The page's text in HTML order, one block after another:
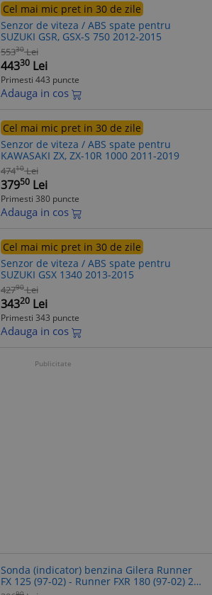
Cel mai mic pret in 30 de zile
Senzor de viteza / ABS spate pentru
SUZUKI GSR, GSX-S 750 2012-2015
55330 Lei
44330 Lei
Primesti 443 puncte
Adauga in cos
Cel mai mic pret in 30 de zile
Senzor de viteza / ABS spate pentru
KAWASAKI ZX, ZX-10R 1000 2011-2019
47410 Lei
37950 Lei
Primesti 380 puncte
Adauga in cos
Cel mai mic pret in 30 de zile
Senzor de viteza / ABS spate pentru
SUZUKI GSX 1340 2013-2015
42790 Lei
34320 Lei
Primesti 343 puncte
Adauga in cos
Publicitate
Sonda (indicator) benzina Gilera Runner
FX 125 (97-02) - Runner FXR 180 (97-02) 2T